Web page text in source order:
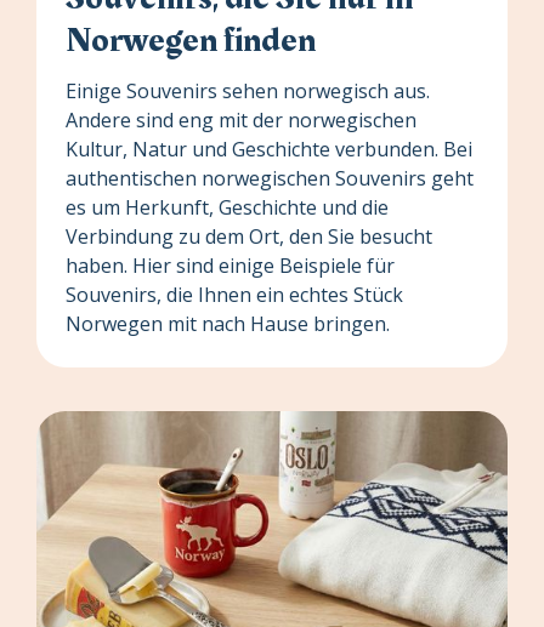
Norwegen finden
Einige Souvenirs sehen norwegisch aus.
Andere sind eng mit der norwegischen
Kultur, Natur und Geschichte verbunden. Bei
authentischen norwegischen Souvenirs geht
es um Herkunft, Geschichte und die
Verbindung zu dem Ort, den Sie besucht
haben. Hier sind einige Beispiele für
Souvenirs, die Ihnen ein echtes Stück
Norwegen mit nach Hause bringen.